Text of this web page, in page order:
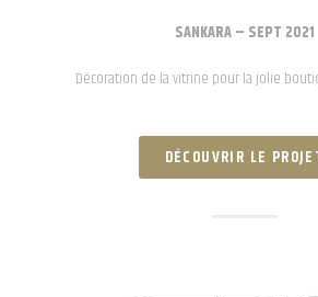
SANKARA – SEPT 2021
Décoration de la vitrine pour la jolie
DÉCOUVRIR LE